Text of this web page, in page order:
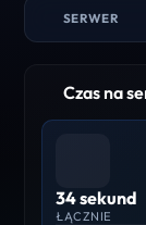
SERWER
Czas na
34 sekund
ŁĄCZNIE